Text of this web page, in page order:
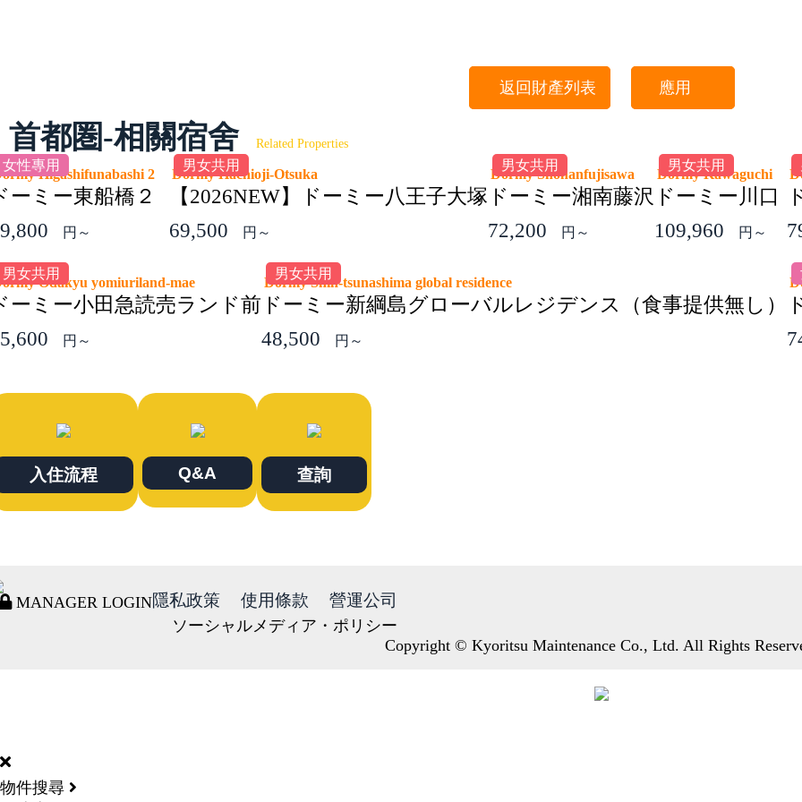
返回財產列表 應用
首都圏-相關宿舍 Related Properties
女性專用
Higashifunabashi 2
ーミー東船橋２
円～
男女共用
Dormy Hachioji-Otsuka
【2026NEW】ドーミー八王子大塚
69,500
円～
男女共用
Dormy Shonanfujisawa
ドーミー湘南藤沢
72,200
円～
男女共用
Dormy Kawaguchi
ドーミー川口
109,960
円～
男女共用
Odakyu yomiuriland-mae
ーミー小田急読売ランド前
円～
男女共用
Dormy Shin-tsunashima global residence
ドーミー新綱島グローバルレジデンス（食事提供無し）
48,500
円～
入住流程 Q&A 查詢
MANAGER LOGIN隱私政策 使用條款 營運公司
ソーシャルメディア・ポリシー
Copyright © Kyoritsu Maintenance Co., Ltd. All Rights
物件搜尋